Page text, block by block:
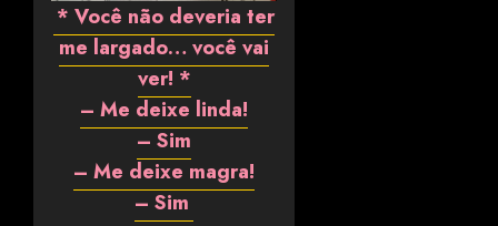
* Você não deveria ter
me largado… você vai
ver! *
– Me deixe linda!
– Sim
– Me deixe magra!
– Sim